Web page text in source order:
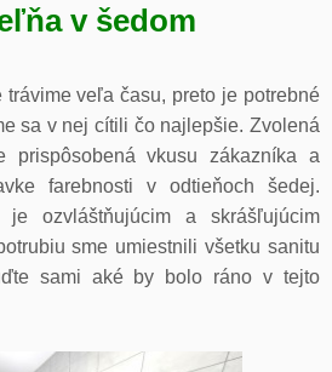
v šedom
veľa času, preto je potrebné
sa v nej cítili čo najlepšie. Zvolená
prispôsobená vkusu zákazníka a
farebnosti v odtieňoch šedej.
ozvláštňujúcim a skrášľujúcim
sme umiestnili všetku sanitu
sami aké by bolo ráno v tejto